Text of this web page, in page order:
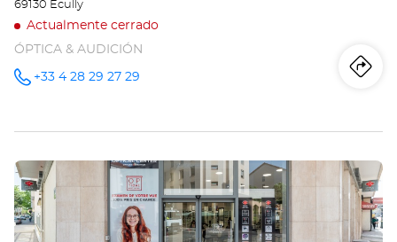
69130 Ecully
Actualmente cerrado
ÓPTICA & AUDICIÓN
número
+33 4 28 29 27 29
a
Pulse
ENTER
para
obtener